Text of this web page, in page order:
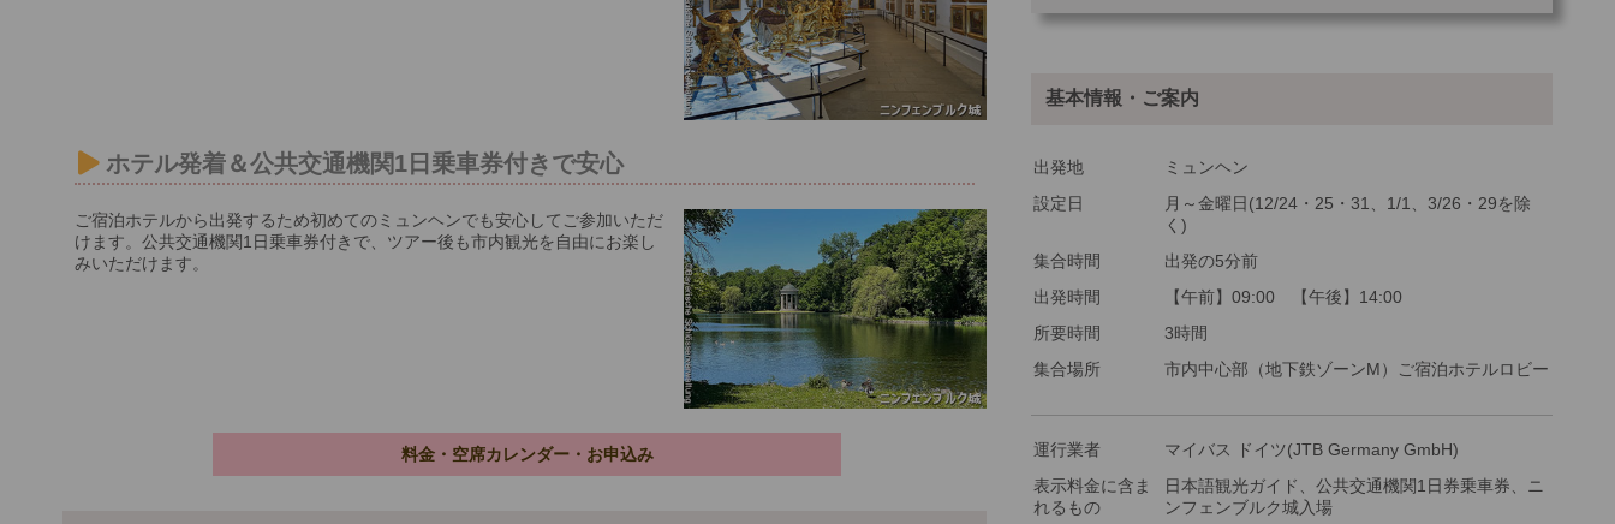
ホテル発着＆公共交通機関1日乗車券付きで安心
ご宿泊ホテルから出発するため初めてのミュンヘンでも安心してご参加いただ
けます。公共交通機関1日乗車券付きで、ツアー後も市内観光を自由にお楽し
みいただけます。
料金・空席カレンダー・お申込み
最少催行人数
ツアーコード
※料金：大人・子供2歳以上共通
基本情報・ご案内
出発地
ミュンヘン
設定日
月～金曜日(12/24・25・31、1/1、3/26・29を除
く)
集合時間
出発の5分前
出発時間
【午前】09:00 【午後】14:00
所要時間
3時間
集合場所
市内中心部（地下鉄ゾーンM）ご宿泊ホテルロビー
運行業者
マイバス ドイツ(JTB Germany GmbH)
表示料金に含ま
れるもの
日本語観光ガイド、公共交通機関1日券乗車券、ニ
ンフェンブルク城入場